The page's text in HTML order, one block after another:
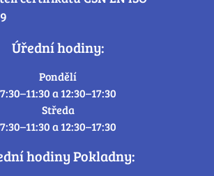
Úřední hodiny:
Pondělí
7:30–11:30 a 12:30–17:30
Středa
7:30–11:30 a 12:30–17:30
hodiny Pokladny: